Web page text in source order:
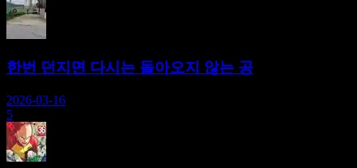
한번 던지면 다시는 돌아오지 않는 공
2026-03-16
5